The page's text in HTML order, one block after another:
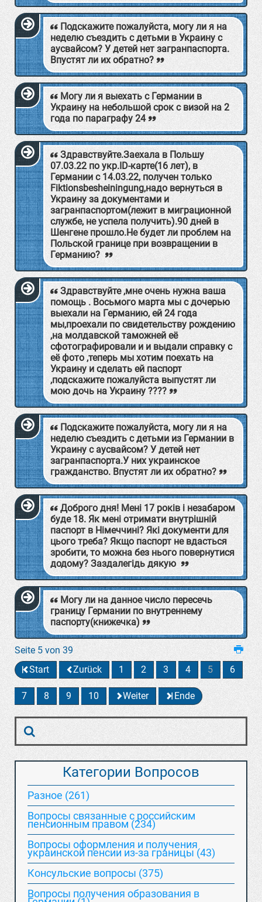
Подскажите пожалуйста, могу ли я на
неделю съездить с детьми в Украину с
аусвайсом? У детей нет загранпаспорта.
Впустят ли их обратно?
Могу ли я выехать с Германии в
Украину на небольшой срок с визой на 2
года по параграфу 24
Здравствуйте.Заехалa в Польшу
07.03.22 по укр.ID-карте(16 лет), в
Германии с 14.03.22, получен только
Fiktionsbesheiningung,надо вернуться в
Украину за документами и
загранпаспортом(лежит в миграционной
службе, не успела получить).90 дней в
Шенгене прошло.Не будет ли проблем на
Польской границе при возвращении в
Германию?
Здравствуйте ,мне очень нужна ваша
помощь . Восьмого марта мы с дочерью
выехали на Германию, ей 24 года
мы,проехали по свидетельству рождению
,на молдавской таможней её
сфотографировали и и выдали справку с
её фото ,теперь мы хотим поехать на
Украину и сделать ей паспорт
,подскажите пожалуйста выпустят ли
мою дочь на Украину ????
Подскажите пожалуйста, могу ли я на
неделю съездить с детьми из Германии в
Украину с аусвайсом? У детей нет
загранпаспорта.У них украинское
гражданство. Впустят ли их обратно?
Доброго дня! Мені 17 років і незабаром
буде 18. Як мені отримати внутрішній
паспорт в Німеччині? Які документи для
цього треба? Якщо паспорт не вдасться
зробити, то можна без нього повернутися
додому? Заздалегідь дякую
Могу ли на данное число пересечь
границу Германии по внутреннему
паспорту(книжечка)
Seite 5 von 39
Start
Zurück 1 2 3 4 5 6
7 8 9 10 Weiter Ende
Категории Вопросов
Разное (261)
Вопросы связанные с российским
пенсионным правом (234)
Вопросы оформления и получения
украинской пенсии из-за границы (43)
Консульские вопросы (375)
Вопросы получения образования в